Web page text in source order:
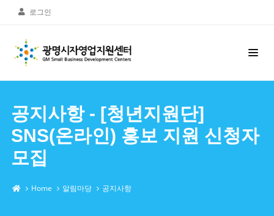
로그인
공지사항 - [청년지원단]
SNS(온라인) 홍보 지원 신청자
모집
Home 알림마당 공지사항